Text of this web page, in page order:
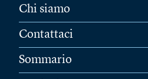
Chi siamo
Contattaci
Sommario